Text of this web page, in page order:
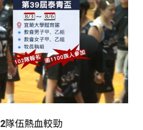
隊伍熱血較勁